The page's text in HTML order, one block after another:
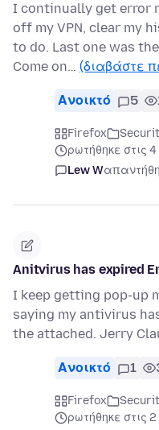
I continually get error
off my VPN, clear my
to do. Last one was
Come on… (διαβάστε
Ανοικτό 5
Firefox
ρωτήθηκε στις
Lew W
Anitvirus has expired
I keep getting pop-up
saying my antivirus
the attached. Jerry
Ανοικτό 1
Firefox
ρωτήθηκε στις